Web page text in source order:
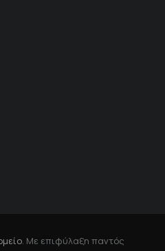
. Με επιφύλαξη παντός